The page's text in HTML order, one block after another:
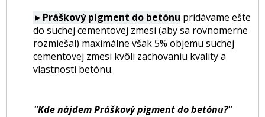
►Práškový pigment do betónu pridávame ešte
do suchej cementovej zmesi (aby sa rovnomerne
rozmiešal) maximálne však 5% objemu suchej
cementovej zmesi kvôli zachovaniu kvality a
vlastností betónu.
"Kde nájdem Práškový pigment do betónu?"